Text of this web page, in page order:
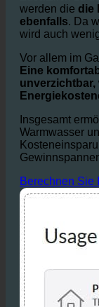
Zusätzlich zu
werden diedie
ebenfalls . Da
Vor allem im
Eine
unverzichtbar,
Insgesamt
Warmwasser
Berechnen Sie